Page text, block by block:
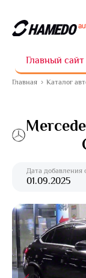
Главный сайт
Главная Каталог
Дата добавления
01.09.2025